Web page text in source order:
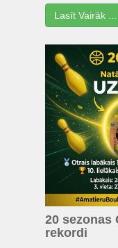
Lasīt Vairāk ...
20 sezonas
rekordi